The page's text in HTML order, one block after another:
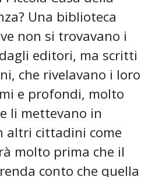
Una biblioteca
non si trovavano i
editori, ma scritti
che rivelavano i loro
e profondi, molto
li mettevano in
altri cittadini come
molto prima che il
conto che quella